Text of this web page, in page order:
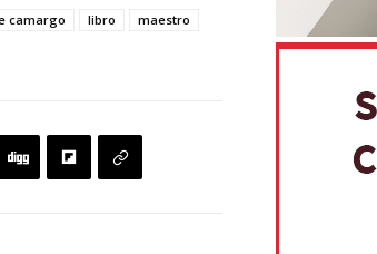
camargo libro
maestro